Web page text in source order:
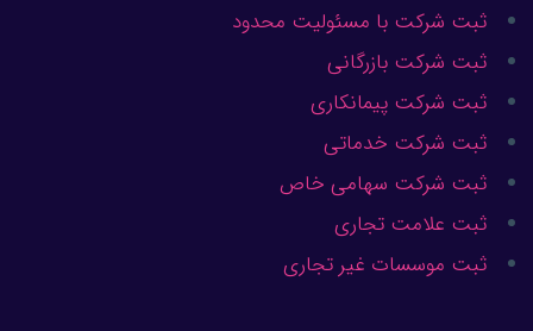
ثبت شرکت با مسئولیت محدود
ثبت شرکت بازرگانی
ثبت شرکت پیمانکاری
ثبت شرکت خدماتی
ثبت شرکت سهامی خاص
ثبت علامت تجاری
ثبت موسسات غیر تجاری